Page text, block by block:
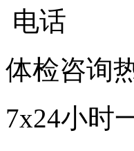
电话
体检咨询
7x24小时